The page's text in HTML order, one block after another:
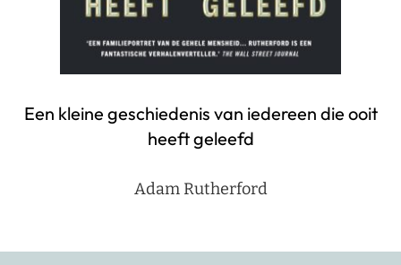
Een kleine geschiedenis van iedereen die ooit
heeft geleefd
Adam Rutherford